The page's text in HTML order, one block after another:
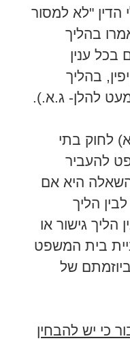
הדין "לא למסור
בהליך
בכל ענין
בהליך
להלן- ג.א.).
סעיף 79ב(א) לחוק בתי
להעביר
היא אם
הליך
הליך גישור או
בית המשפט
ביוזמתם של
יש להבחין